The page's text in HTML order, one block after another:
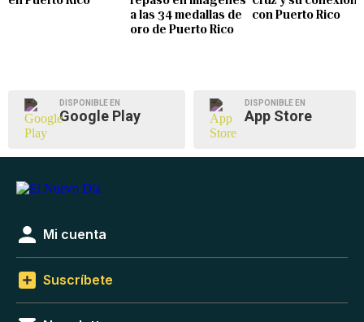
a las 34 medallas de
oro de Puerto Rico
con Puerto Rico
DISPONIBLE EN
Google Play
DISPONIBLE EN
App Store
Mi cuenta
Suscríbete